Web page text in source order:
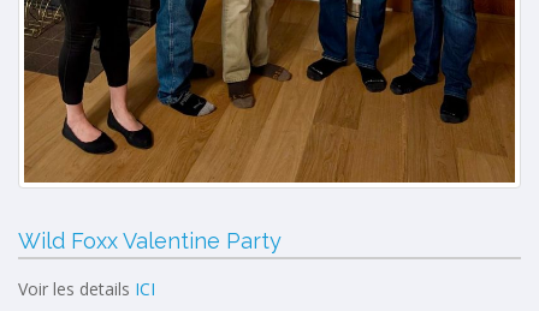
Wild Foxx Valentine Party
Voir les details ICI